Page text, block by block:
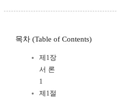
목차 (Table of Contents)
제1장
서 론
1
제1절